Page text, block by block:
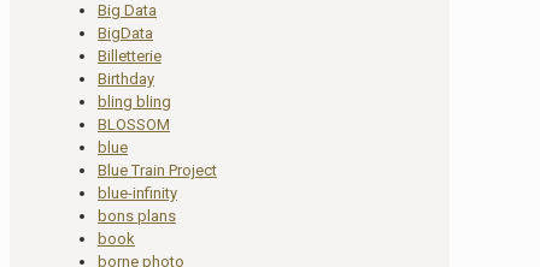
Big Data
BigData
Billetterie
Birthday
bling bling
BLOSSOM
blue
Blue Train Project
blue-infinity
bons plans
book
borne photo